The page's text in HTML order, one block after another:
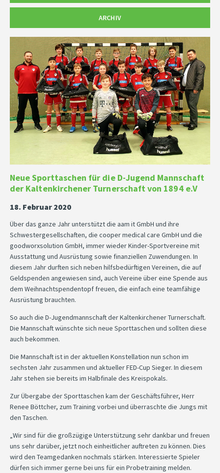
ARCHIV
Neue Sporttaschen für die D-Jugend Mannschaft
der Kaltenkirchener Turnerschaft von 1894 e.V
18. Februar 2020
Über das ganze Jahr unterstützt die aam it GmbH und ihre
Schwestergesellschaften, die cooper medical care GmbH und die
goodworxsolution GmbH, immer wieder Kinder-Sportvereine mit
Ausstattung und Ausrüstung sowie finanziellen Zuwendungen. In
diesem Jahr durften sich neben hilfsbedürftigen Vereinen, die auf
Geldspenden angewiesen sind, auch Vereine über eine Spende aus
dem Weihnachtspendentopf freuen, die einfach eine teamfähige
Ausrüstung brauchten.
So auch die D-Jugendmannschaft der Kaltenkirchener Turnerschaft.
Die Mannschaft wünschte sich neue Sporttaschen und sollten diese
auch bekommen.
Die Mannschaft ist in der aktuellen Konstellation nun schon im
sechsten Jahr zusammen und aktueller FED-Cup Sieger. In diesem
Jahr stehen sie bereits im Halbfinale des Kreispokals.
Zur Übergabe der Sporttaschen kam der Geschäftsführer, Herr
Renee Böttcher, zum Training vorbei und überraschte die Jungs mit
den Taschen.
„Wir sind für die großzügige Unterstützung sehr dankbar und freuen
uns sehr darüber, jetzt noch einheitlicher auftreten zu können. Dies
wird den Teamgedanken nochmals stärken. Interessierte Spieler
dürfen sich immer gerne bei uns für ein Probetraining melden.